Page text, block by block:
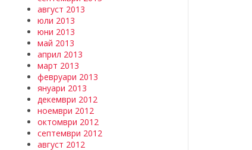
август 2013
юли 2013
юни 2013
май 2013
април 2013
март 2013
февруари 2013
януари 2013
декември 2012
ноември 2012
октомври 2012
септември 2012
август 2012